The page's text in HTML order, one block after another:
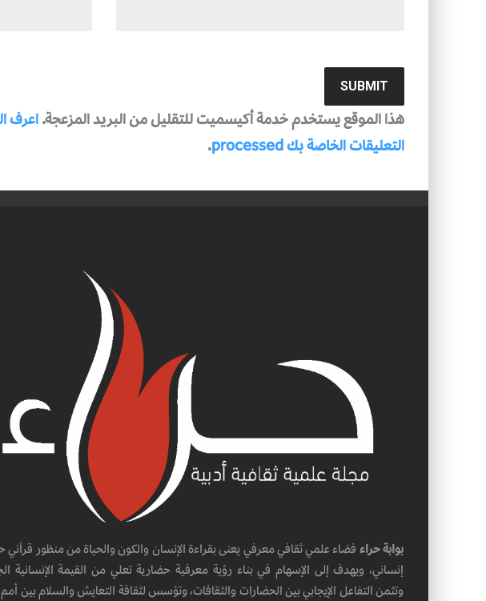
هذا الموقع يستخدم خدمة أكيسميت للتقليل من البريد المزعجة. اعرف
التعليقات الخاصة بك processed
.
بوابة حراء فضاء علمي ثقافي معرفي يعنى بقراءة الإنسان والكون والحياة من منظور
إنساني، ويهدف إلى الإسهام في بناء رؤية معرفية حضارية تعلي من القيمة الإنسانية
وتثمن التفاعل الإيجابي بين الحضارات والثقافات، وتؤسس لثقافة التعايش والسلام بين أمم